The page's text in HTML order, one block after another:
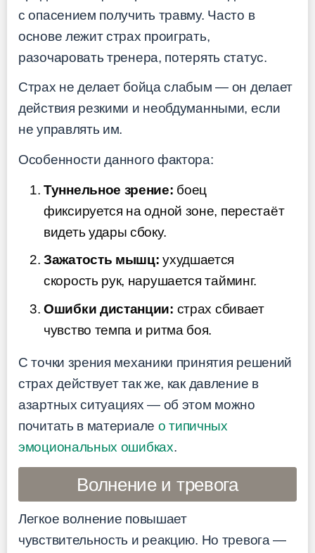
с опасением получить травму. Часто в
основе лежит страх проиграть,
разочаровать тренера, потерять статус.
Страх не делает бойца слабым — он делает
действия резкими и необдуманными, если
не управлять им.
Особенности данного фактора:
Туннельное зрение: боец
фиксируется на одной зоне, перестаёт
видеть удары сбоку.
Зажатость мышц: ухудшается
скорость рук, нарушается тайминг.
Ошибки дистанции: страх сбивает
чувство темпа и ритма боя.
С точки зрения механики принятия решений
страх действует так же, как давление в
азартных ситуациях — об этом можно
почитать в материале о типичных
эмоциональных ошибках.
Волнение и тревога
Легкое волнение повышает
чувствительность и реакцию. Но тревога —